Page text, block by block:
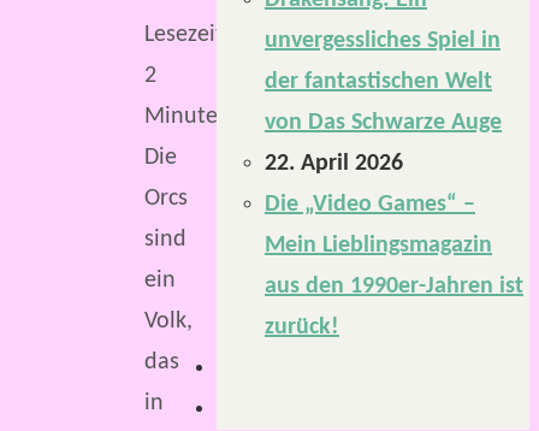
Lesezeit:
2
Minuten
Die
Orcs
sind
ein
Volk,
das
in
unvergessliches Spiel in
der fantastischen Welt
von Das Schwarze Auge
22. April 2026
Die „Video Games“ –
Mein Lieblingsmagazin
aus den 1990er-Jahren ist
zurück!